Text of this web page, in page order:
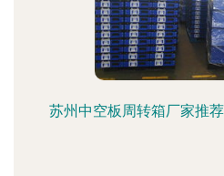
苏州中空板周转箱厂家推